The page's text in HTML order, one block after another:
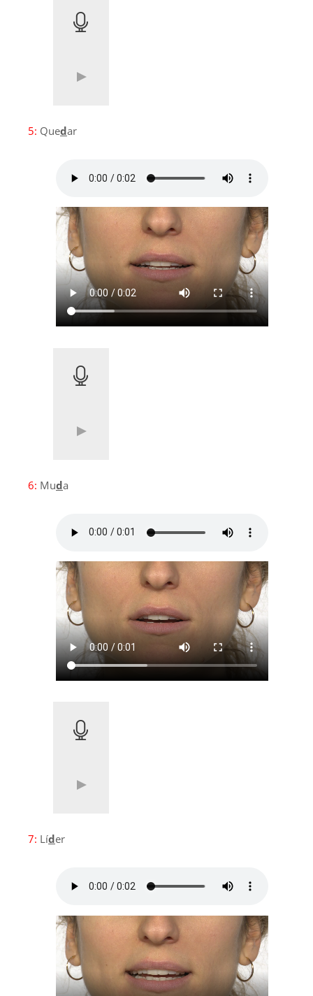
5: Quedar
6: Muda
7: Líder